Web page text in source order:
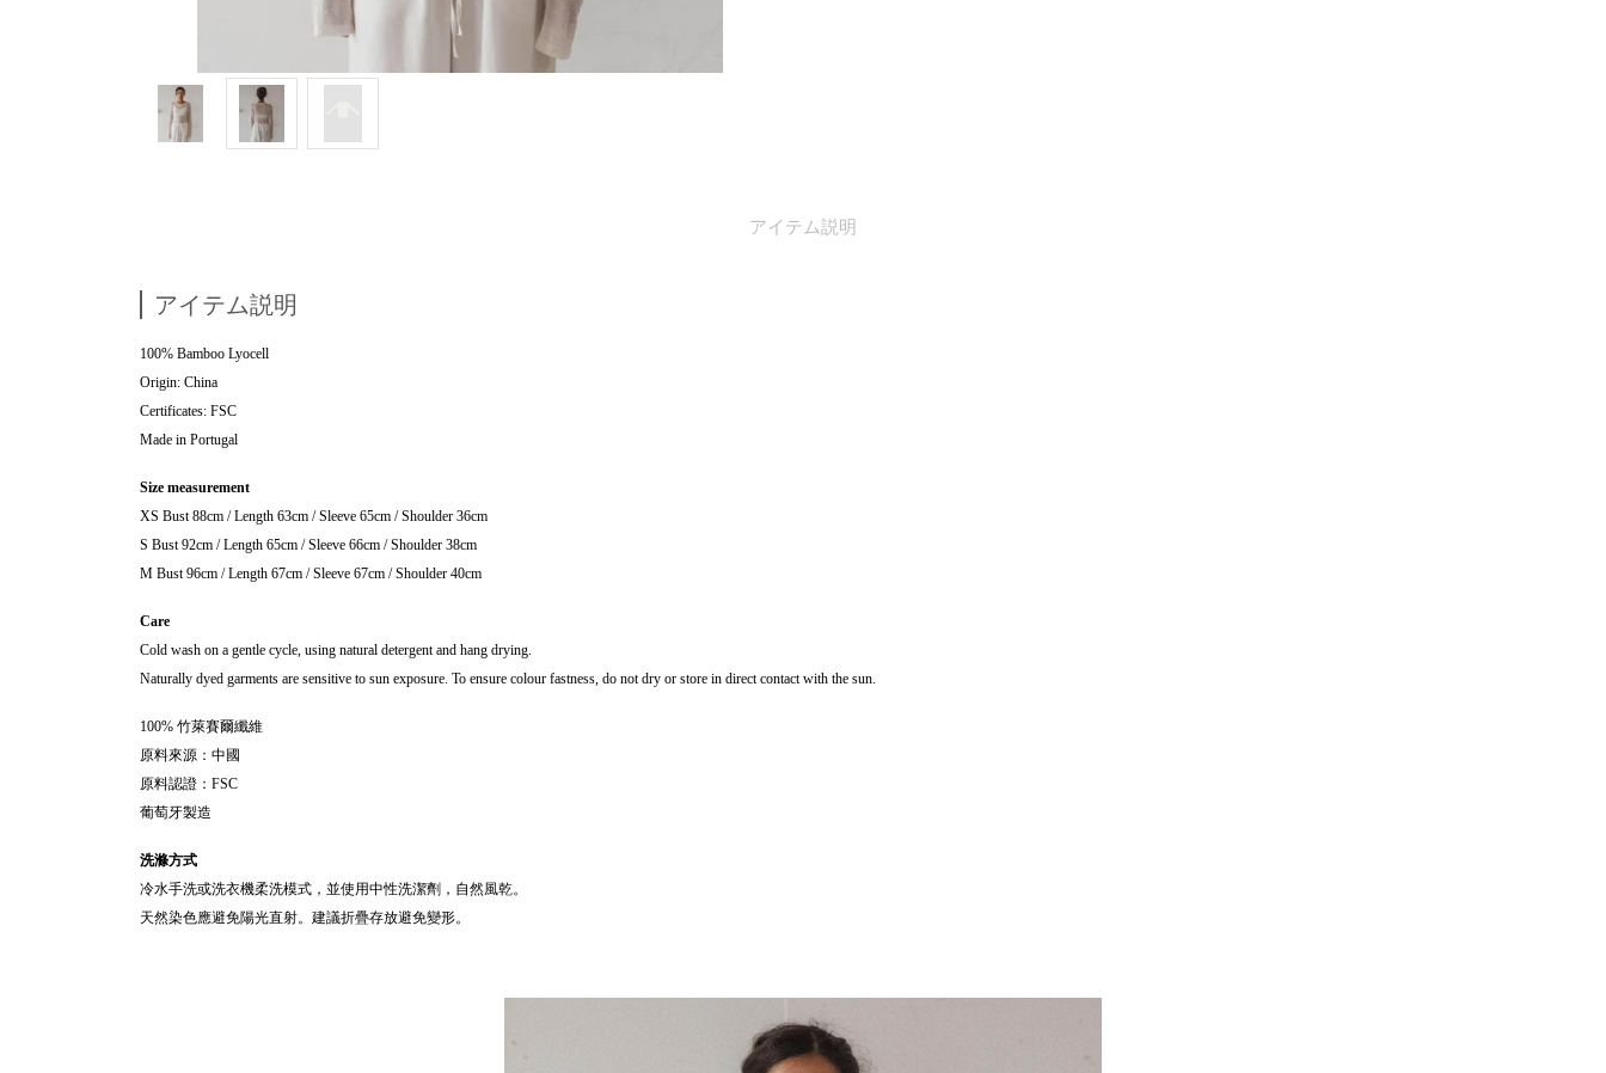
アイテム説明
アイテム説明
100% Bamboo Lyocell
Origin: China
Certificates: FSC
Made in Portugal
Size measurement
XS Bust 88cm / Length 63cm / Sleeve 65cm / Shoulder 36cm
S Bust 92cm / Length 65cm / Sleeve 66cm / Shoulder 38cm
M Bust 96cm / Length 67cm / Sleeve 67cm / Shoulder 40cm
Care
Cold wash on a gentle cycle, using natural detergent and hang drying.
Naturally dyed garments are sensitive to sun exposure. To ensure colour fastness, do not dry or store in direct contact with the sun.
100% 竹萊賽爾纖維
原料來源：中國
原料認證：FSC
葡萄牙製造
洗滌方式
冷水手洗或洗衣機柔洗模式，並使用中性洗潔劑，自然風乾。
天然染色應避免陽光直射。建議折疊存放避免變形。